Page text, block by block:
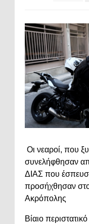
Οι νεαροί, που
συνελήφθησαν
ΔΙΑΣ που
προσήχθησαν
Ακρόπολης
Βίαιο περιστατικό